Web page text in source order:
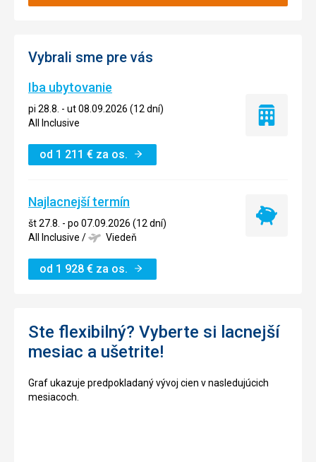
Vybrali sme pre vás
Iba ubytovanie
pi 28.8. - ut 08.09.2026 (12 dní)
All Inclusive
od 1 211 € za os.
Iba
Najlacnejší termín
št 27.8. - po 07.09.2026 (12 dní)
All Inclusive / Viedeň
od 1 928 € za os.
Najlacnejší
Ste flexibilný? Vyberte si lacnejší
mesiac a ušetrite!
Graf ukazuje predpokladaný vývoj cien v nasledujúcich
mesiacoch.